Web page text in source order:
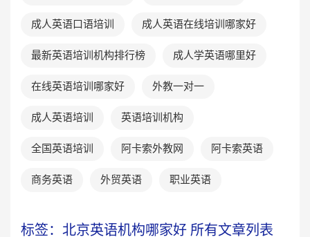
成人英语口语培训 成人英语在线培训哪家好
最新英语培训机构排行榜 成人学英语哪里好
在线英语培训哪家好 外教一对一
成人英语培训 英语培训机构
全国英语培训 阿卡索外教网 阿卡索英语
商务英语 外贸英语 职业英语
标签：北京英语机构哪家好 所有文章列表